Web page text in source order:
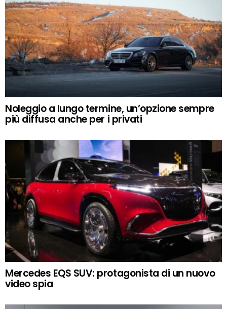
Noleggio a lungo termine, un’opzione sempre
più diffusa anche per i privati
Mercedes EQS SUV: protagonista di un nuovo
video spia